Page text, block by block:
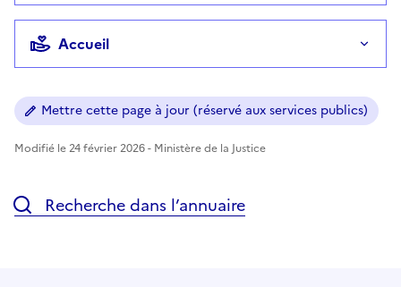
Accueil
Mettre cette page à jour (réservé aux services publics)
Modifié le 24 février 2026 - Ministère de la Justice
Recherche dans l’annuaire